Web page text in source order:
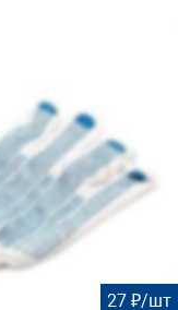
27 ₽/шт